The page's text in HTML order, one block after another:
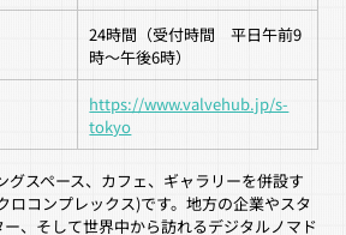
24時間（受付時間　平日午前9
時〜午後6時）
https://www.valvehub.jp/s-
tokyo
グスペース、カフェ、ギャラリーを併設す
ロコンプレックス)です。地方の企業やスタ
、そして世界中から訪れるデジタルノマド